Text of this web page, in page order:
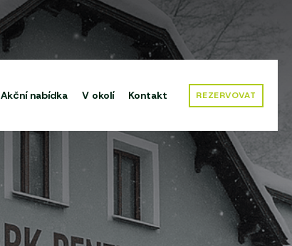
Akční nabídka V okolí Kontakt REZERVOVAT